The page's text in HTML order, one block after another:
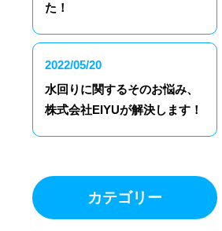
た！
2022/05/20
水回りに関するそのお悩み、
株式会社EIYUが解決します！
カテゴリー